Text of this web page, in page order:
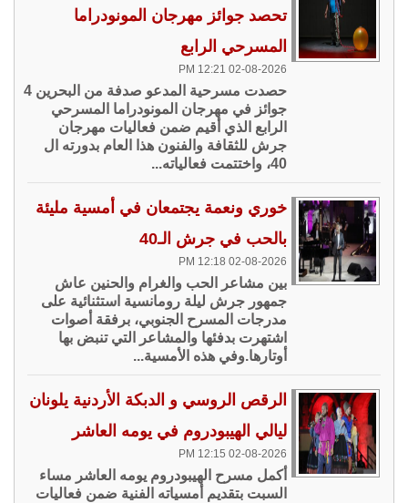
تحصد جوائز مهرجان المونودراما
المسرحي الرابع
02-08-2026 12:21 PM
حصدت مسرحية المدعو صدفة من البحرين 4
جوائز في مهرجان المونودراما المسرحي
الرابع الذي أقيم ضمن فعاليات مهرجان
جرش للثقافة والفنون هذا العام بدورته ال
40، واختتمت فعالياته...
خوري ونعمة يجتمعان في أمسية مليئة
بالحب في جرش الـ40
02-08-2026 12:18 PM
بين مشاعر الحب والغرام والحنين عاش
جمهور جرش ليلة رومانسية استثنائية على
مدرجات المسرح الجنوبي، برفقة أصوات
اشتهرت بدفئها والمشاعر التي تنبض بها
أوتارها.وفي هذه الأمسية...
الرقص الروسي و الدبكة الأردنية يلونان
ليالي الهيبودروم في يومه العاشر
02-08-2026 12:15 PM
أكمل مسرح الهيبودروم يومه العاشر مساء
السبت بتقديم أمسياته الفنية ضمن فعاليات